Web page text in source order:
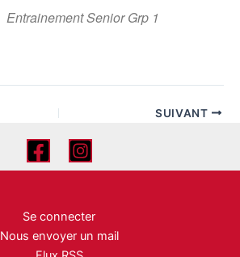
Entrainement Senior Grp 1
SUIVANT
Se connecter
Nous envoyer un mail